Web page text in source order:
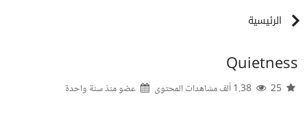
الرئيسية
Quietness
عضو منذسنة واحدة